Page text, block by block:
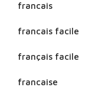
francais
francais facile
français facile
francaise